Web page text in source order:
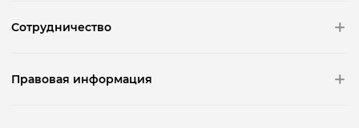
Сотрудничество
Правовая информация